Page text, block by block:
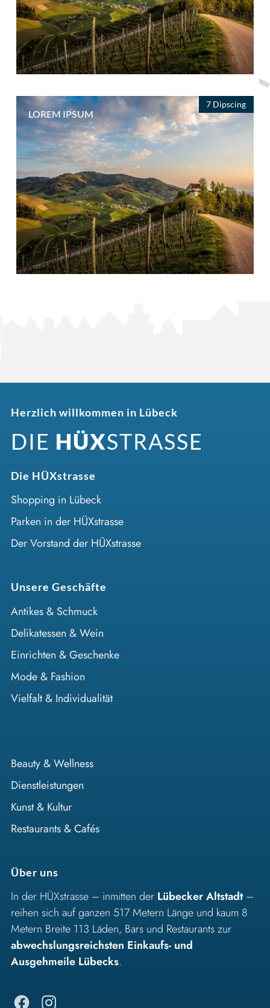
LOREM IPSUM
7 Dipscing
Herzlich willkommen in Lübeck
DIE HÜXSTRASSE
Die HÜXstrasse
Shopping in Lübeck
Parken in der HÜXstrasse
Der Vorstand der HÜXstrasse
Unsere Geschäfte
Antikes & Schmuck
Delikatessen & Wein
Einrichten & Geschenke
Mode & Fashion
Vielfalt & Individualität
Beauty & Wellness
Dienstleistungen
Kunst & Kultur
Restaurants & Cafés
Über uns
In der HÜXstrasse – inmitten der Lübecker Altstadt–
reihen sich auf ganzen 517 Metern Länge und kaum 8
Metern Breite 113 Läden, Bars und Restaurants zur
abwechslungsreichsten Einkaufs- und
Ausgehmeile Lübecks.